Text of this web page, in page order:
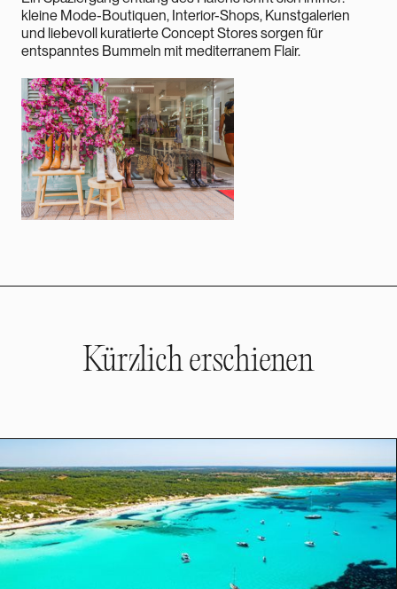
kleine Mode-Boutiquen, Interior-Shops, Kunstgalerien
und liebevoll kuratierte Concept Stores sorgen für
entspanntes Bummeln mit mediterranem Flair.
Kürzlich erschienen